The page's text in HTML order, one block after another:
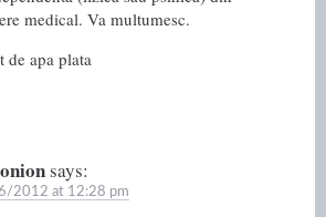
medical. Va multumesc.
de apa plata
says:
2012 at 12:28 pm